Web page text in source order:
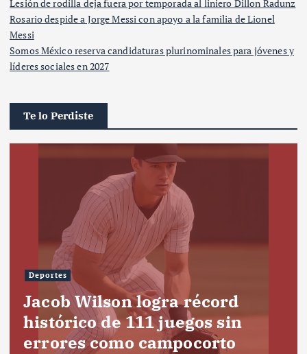
Lesión de rodilla deja fuera por temporada al liniero Dillon Radunz
Rosario despide a Jorge Messi con apoyo a la familia de Lionel
Messi
Somos México reserva candidaturas plurinominales para jóvenes y
líderes sociales en 2027
Te lo Perdiste
Deportes
Jacob Wilson logra récord
histórico de 111 juegos sin
errores como campocorto